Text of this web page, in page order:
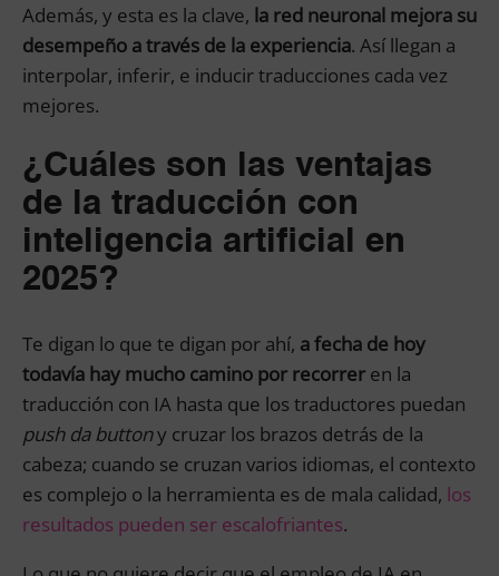
Además, y esta es la clave, la red neuronal mejora su
desempeño a través de la experiencia. Así llegan a
interpolar, inferir, e inducir traducciones cada vez
mejores.
¿Cuáles son las ventajas
de la traducción con
inteligencia artificial en
2025?
Te digan lo que te digan por ahí, a fecha de hoy
todavía hay mucho camino por recorrer en la
traducción con IA hasta que los traductores puedan
push da buttony cruzar los brazos detrás de la
cabeza; cuando se cruzan varios idiomas, el contexto
es complejo o la herramienta es de mala calidad, los
resultados pueden ser escalofriantes.